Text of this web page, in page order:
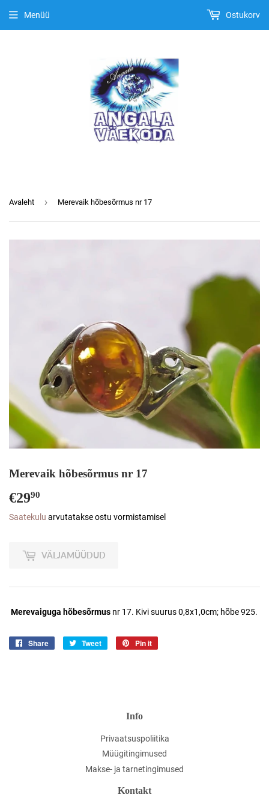
Menüü Ostukorv
Avaleht › Merevaik hõbesõrmus nr 17
Merevaik hõbesõrmus nr 17
€2990
Saatekulu arvutatakse ostu vormistamisel
VÄLJAMÜÜDUD
Merevaiguga hõbesõrmus nr 17. Kivi suurus 0,8x1,0cm; hõbe 925.
Share
Jaga
Tweet
Jaga
Pin it
Info
Privaatsuspoliitika
Müügitingimused
Makse- ja tarnetingimused
Kontakt